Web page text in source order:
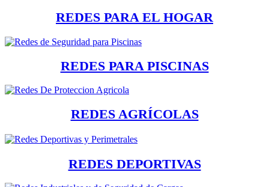
REDES PARA EL HOGAR
REDES PARA PISCINAS
REDES AGRÍCOLAS
REDES DEPORTIVAS